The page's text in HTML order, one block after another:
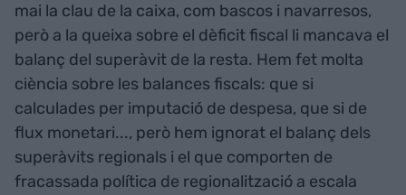
mai la clau de la caixa, com bascos i navarresos,
però a la queixa sobre el dèficit fiscal li mancava el
balanç del superàvit de la resta. Hem fet molta
ciència sobre les balances fiscals: que si
calculades per imputació de despesa, que si de
flux monetari..., però hem ignorat el balanç dels
superàvits regionals i el que comporten de
fracassada política de regionalització a escala